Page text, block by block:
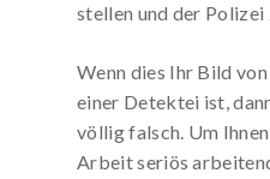
stellen und der Polizei
Wenn dies Ihr Bild
einer Detektei ist,
völlig falsch. Um
Arbeit seriös